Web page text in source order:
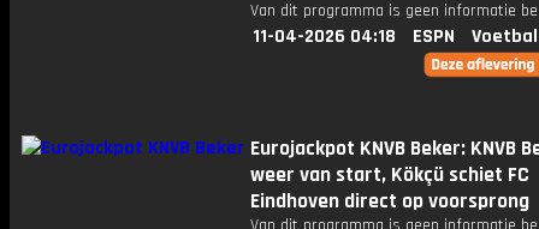
Van dit programma is geen informatie
11-04-2026 04:18 ESPN
Eurojackpot KNVB Beker: KNVB
weer van start, Kökçü schiet FC
Eindhoven direct op voorsprong